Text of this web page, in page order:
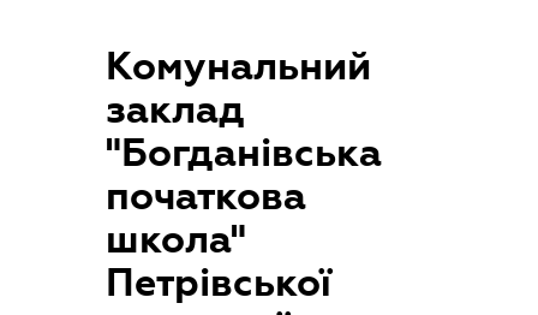
Комунальний
заклад
"Богданівська
початкова
школа"
Петрівської